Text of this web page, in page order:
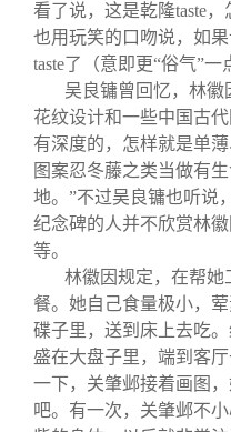
看了说，这是乾隆taste
也用玩笑的口吻说，如
taste了（意即更“俗气”一
吴良镛曾回忆，林
花纹设计和一些中国古
有深度的，怎样就是单
图案忍冬藤之类当做有
地。”不过吴良镛也听说
纪念碑的人并不欣赏林
等。
林徽因规定，在帮她
餐。她自己食量极小，
碟子里，送到床上去吃
盛在大盘子里，端到客
一下，关肇邺接着画图
吧。有一次，关肇邺不